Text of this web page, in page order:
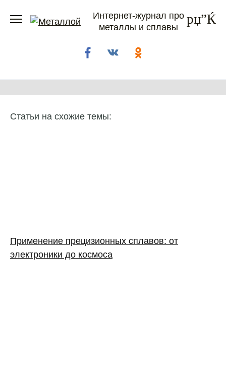
Интернет-журнал про
металлы и сплавы
Статьи на схожие темы:
Применение прецизионных сплавов: от
электроники до космоса